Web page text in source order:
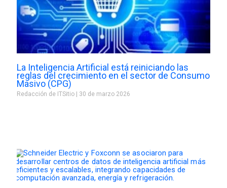
La Inteligencia Artificial está reiniciando las
reglas del crecimiento en el sector de Consumo
Masivo (CPG)
Redacción de ITSitio 30 de marzo 2026